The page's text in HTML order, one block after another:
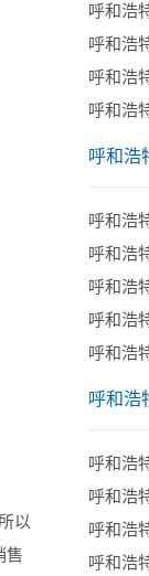
以
售
呼和浩
呼和浩
呼和浩
呼和浩
呼和浩
呼和浩
呼和浩
呼和浩
呼和浩
呼和浩
呼和浩
呼和浩
呼和浩
呼和浩
呼和浩